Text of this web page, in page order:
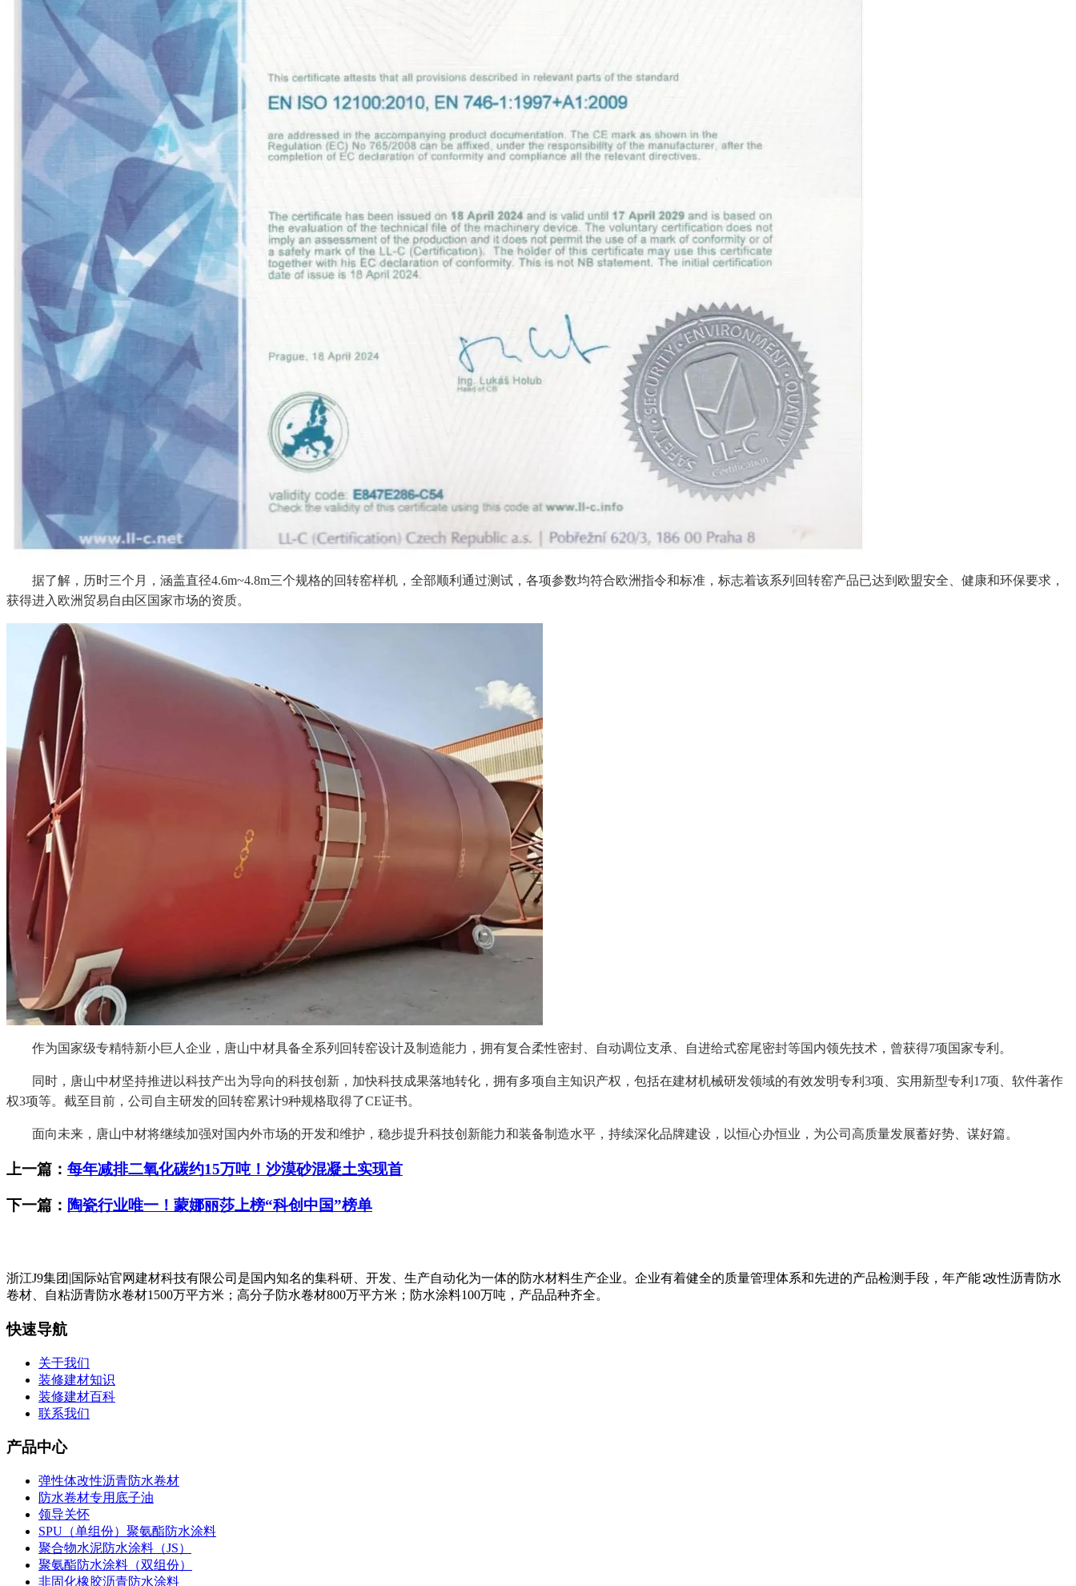
据了解，历时三个月，涵盖直径4.6m~4.8m三个规格的回转窑样机，全部顺利通过测试，各项参数均符合欧洲指令和标准，标志着该系列回转窑产品已达到欧盟安全、健康和环保要求，
获得进入欧洲贸易自由区国家市场的资质。
作为国家级专精特新小巨人企业，唐山中材具备全系列回转窑设计及制造能力，拥有复合柔性密封、自动调位支承、自进给式窑尾密封等国内领先技术，曾获得7项国家专利。
同时，唐山中材坚持推进以科技产出为导向的科技创新，加快科技成果落地转化，拥有多项自主知识产权，包括在建材机械研发领域的有效发明专利3项、实用新型专利17项、软件著作
权3项等。截至目前，公司自主研发的回转窑累计9种规格取得了CE证书。
面向未来，唐山中材将继续加强对国内外市场的开发和维护，稳步提升科技创新能力和装备制造水平，持续深化品牌建设，以恒心办恒业，为公司高质量发展蓄好势、谋好篇。
上一篇： 每年减排二氧化碳约15万吨！沙漠砂混凝土实现首
下一篇： 陶瓷行业唯一！蒙娜丽莎上榜“科创中国”榜单
浙江J9集团|国际站官网建材科技有限公司是国内知名的集科研、开发、生产自动化为一体的防水材料生产企业。企业有着健全的质量管理体系和先进的产品检测手段，年产能∶改性沥青防水
卷材、自粘沥青防水卷材1500万平方米；高分子防水卷材800万平方米；防水涂料100万吨，产品品种齐全。
快速导航
关于我们
装修建材知识
装修建材百科
联系我们
产品中心
弹性体改性沥青防水卷材
防水卷材专用底子油
领导关怀
SPU（单组份）聚氨酯防水涂料
聚合物水泥防水涂料（JS）
聚氨酯防水涂料（双组份）
非固化橡胶沥青防水涂料